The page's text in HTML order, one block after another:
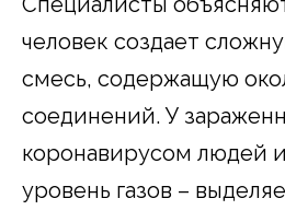
человек создает
смесь, содержащую
соединений. У
коронавирусом людей
уровень газов –